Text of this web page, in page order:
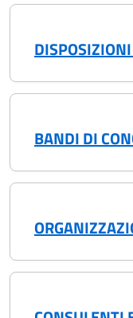
BANDI DI